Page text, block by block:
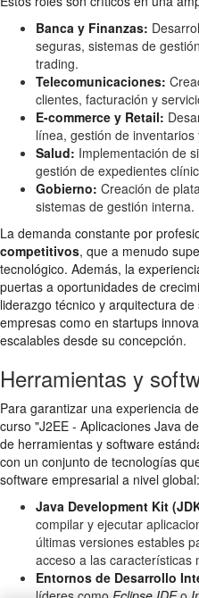
Banca y Finanzas:
seguras, sistemas de
trading.
Telecomunicaciones:
clientes, facturación y
E-commerce y Retail:
línea, gestión de inventarios
Salud: Implementación de
gestión de expedientes
Gobierno: Creación de
sistemas de gestión interna.
La demanda constante por
competitivos, que a menudo
tecnológico. Además, la
puertas a oportunidades de
liderazgo técnico y arquitectura
empresas como en startups
escalables desde su concepción.
Herramientas y
Para garantizar una experiencia
curso "J2EE - Aplicaciones Java
de herramientas y software
con un conjunto de tecnologías
software empresarial a nivel global:
Java Development Kit
compilar y ejecutar
últimas versiones estables
acceso a las características
Entornos de Desarrollo